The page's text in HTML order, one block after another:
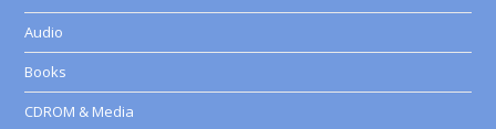
Audio
Books
CDROM & Media